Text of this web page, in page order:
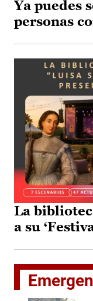
Ya puedes
personas
La
a su